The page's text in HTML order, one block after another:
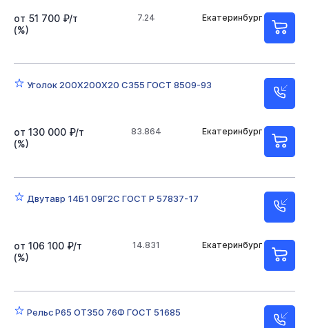
Екатеринбург
7.24
от 51 700 ₽/т
(%)
Уголок 200Х200Х20 С355 ГОСТ 8509-93
Екатеринбург
83.864
от 130 000 ₽/т
(%)
Двутавр 14Б1 09Г2С ГОСТ Р 57837-17
Екатеринбург
14.831
от 106 100 ₽/т
(%)
Рельс Р65 ОТ350 76Ф ГОСТ 51685